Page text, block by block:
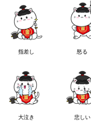
指差し 怒る
大泣き 悲しい